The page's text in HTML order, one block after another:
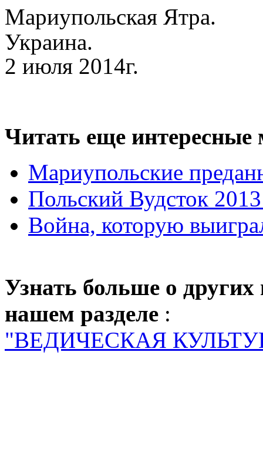
Мариупольская Ятра.
Украина.
2 июля 2014г.
Читать еще
Мариупольские
Польский Вудсток
Война, которую
Узнать больше о
нашем разделе :
"ВЕДИЧЕСКАЯ